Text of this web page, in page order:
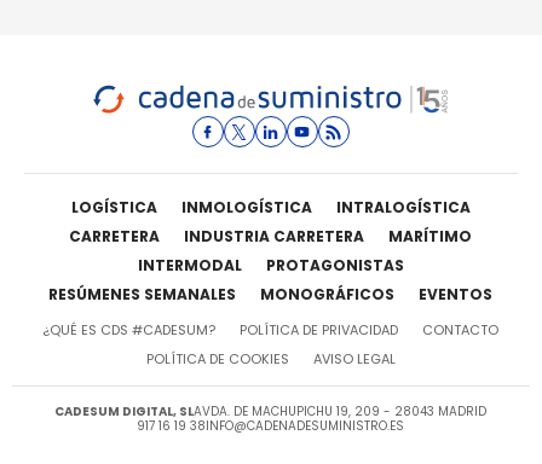
LOGÍSTICA INMOLOGÍSTICA
INTRALOGÍSTICA
CARRETERA
INDUSTRIA CARRETERA
MARÍTIMO
INTERMODAL
PROTAGONISTAS
RESÚMENES SEMANALES
MONOGRÁFICOS EVENTOS
¿QUÉ ES CDS #CADESUM? POLÍTICA DE PRIVACIDAD
CONTACTO
POLÍTICA DE COOKIES
AVISO LEGAL
CADESUM DIGITAL, SLAVDA. DE MACHUPICHU 19, 209 - 28043 MADRID
917 16 19 38INFO@CADENADESUMINISTRO.ES